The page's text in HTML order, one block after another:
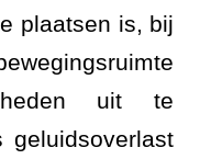
plaatsen is, bij
uit te